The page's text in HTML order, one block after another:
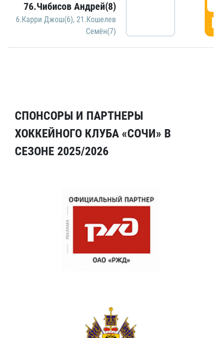
76.Чибисов Андрей(8)
6.Карри Джош(6), 21.Кошелев
Семён(7)
СПОНСОРЫ И ПАРТНЕРЫ
ХОККЕЙНОГО КЛУБА «СОЧИ» В
СЕЗОНЕ 2025/2026